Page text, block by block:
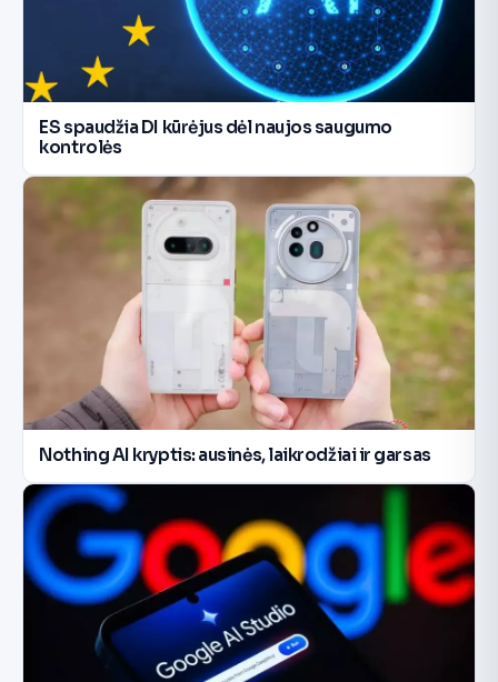
ES spaudžia DI kūrėjus dėl naujos saugumo
kontrolės
Nothing AI kryptis: ausinės, laikrodžiai ir garsas